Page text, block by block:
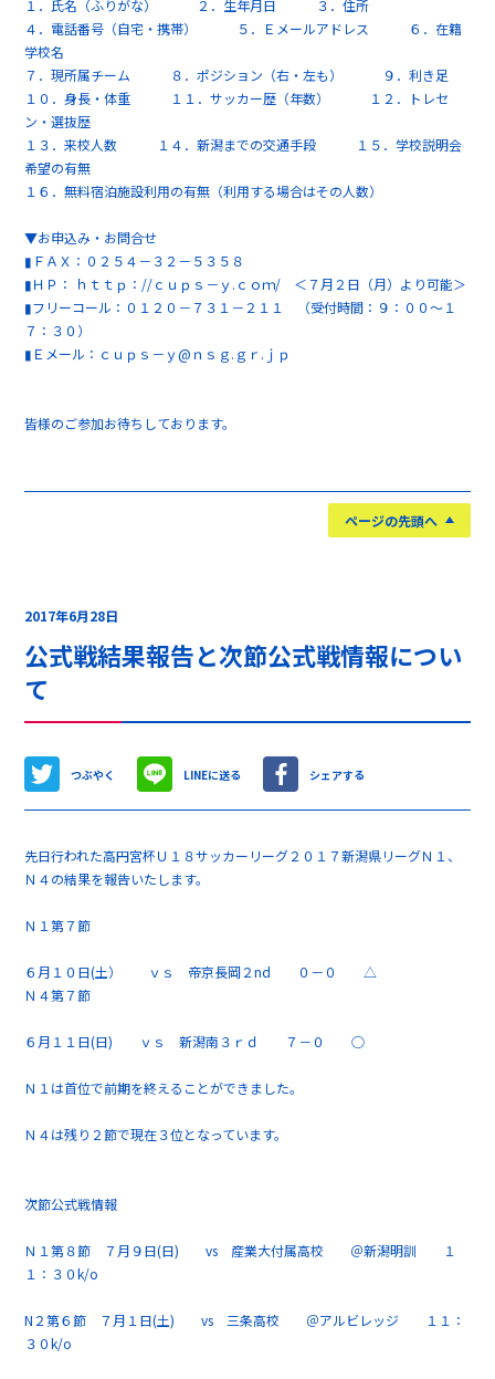
１．氏名（ふりがな） ２．生年月日 ３．住所
４．電話番号（自宅・携帯） ５．Ｅメールアドレス ６．在籍
学校名
７．現所属チーム ８．ポジション（右・左も） ９．利き足
１０．身長・体重 １１．サッカー歴（年数） １２．トレセ
ン・選抜歴
１３．来校人数 １４．新潟までの交通手段 １５．学校説明会
希望の有無
１６．無料宿泊施設利用の有無（利用する場合はその人数）
▼お申込み・お問合せ
▮ＦＡＸ：０２５４－３２－５３５８
▮ＨＰ： ｈｔｔｐ：//ｃｕｐｓ－ｙ.ｃｏｍ/ ＜７月２日（月）より可能＞
▮フリーコール：０１２０－７３１－２１１ （受付時間：９：００～１
７：３０）
▮Ｅメール：ｃｕｐｓ－ｙ@ｎｓｇ.ｇｒ.ｊｐ
皆様のご参加お待ちしております。
ページの先頭へ
2017年6月28日
公式戦結果報告と次節公式戦情報につい
て
つぶやく LINEに送る シェアする
先日行われた高円宮杯Ｕ１８サッカーリーグ２０１７新潟県リーグＮ１、
Ｎ４の結果を報告いたします。
Ｎ１第７節
６月１０日(土） ｖｓ 帝京長岡２nd ０－０ △
Ｎ４第７節
６月１１日(日) ｖｓ 新潟南３ｒｄ ７－０ ○
Ｎ１は首位で前期を終えることができました。
Ｎ４は残り２節で現在３位となっています。
次節公式戦情報
Ｎ１第８節 ７月９日(日) vs 産業大付属高校 ＠新潟明訓 １
１：３０k/o
N２第６節 ７月１日(土) vs 三条高校 ＠アルビレッジ １１：
３０k/o